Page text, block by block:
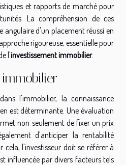
et rapports de marché pour
La compréhension de ces
angulaire d'un placement réussi en
rigoureuse, essentielle pour
l'investissement immobilier.
l'immobilier, la connaissance
est déterminante. Une évaluation
non seulement de fixer un prix
d'anticiper la rentabilité
cela, l'investisseur doit se référer à
influencée par divers facteurs tels